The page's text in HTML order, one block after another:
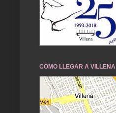
CÓMO LLEGAR A VILLENA